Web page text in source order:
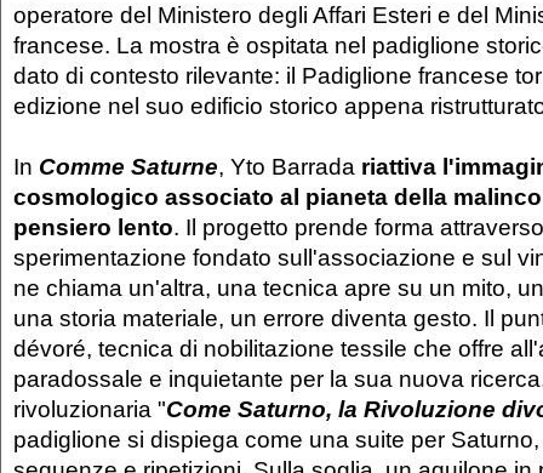
operatore del Ministero degli Affari Esteri e del
francese. La mostra è ospitata nel padiglione
dato di contesto rilevante: il Padiglione francese
edizione nel suo edificio storico appena
In Comme Saturne, Yto Barrada riattiva
cosmologico associato al pianeta della
pensiero lento. Il progetto prende forma
sperimentazione fondato sull'associazione e sul
ne chiama un'altra, una tecnica apre su un mito,
una storia materiale, un errore diventa gesto. Il
dévoré, tecnica di nobilitazione tessile che offre
paradossale e inquietante per la sua nuova
rivoluzionaria "Come Saturno, la Rivoluzione
padiglione si dispiega come una suite per